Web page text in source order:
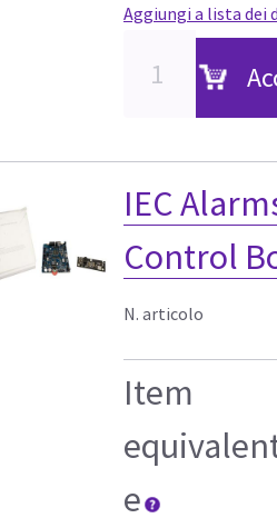
Aggiungi a lista dei
IEC
Control
N. articolo
Item
e